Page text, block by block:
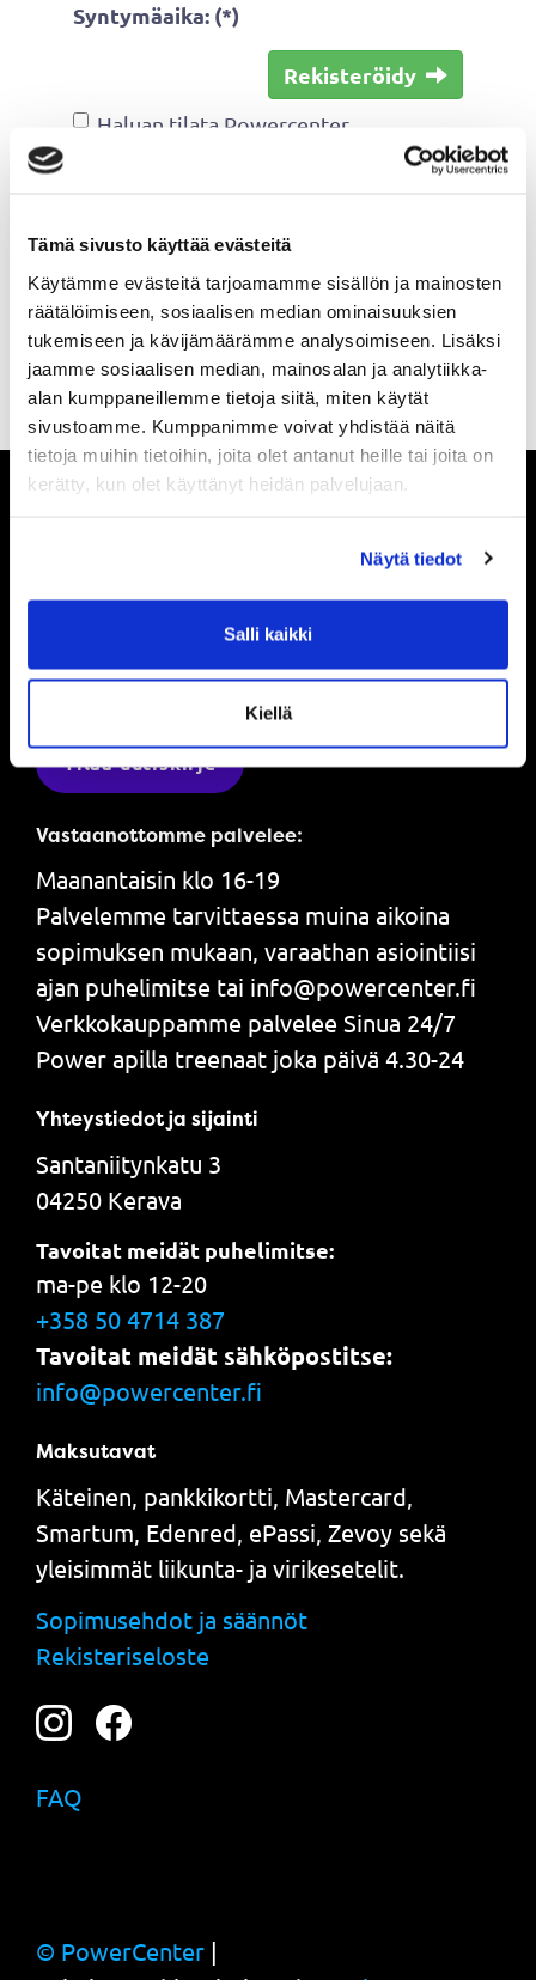
Tämä sivusto käyttää evästeitä
Käytämme evästeitä tarjoamamme sisällön ja mainosten
räätälöimiseen, sosiaalisen median ominaisuuksien
tukemiseen ja kävijämäärämme analysoimiseen. Lisäksi
jaamme sosiaalisen median, mainosalan ja analytiikka-
alan kumppaneillemme tietoja siitä, miten käytät
sivustoamme. Kumppanimme voivat yhdistää näitä
tietoja muihin tietoihin, joita olet antanut heille tai joita on
kerätty, kun olet käyttänyt heidän palvelujaan.
Näytä tiedot
Salli kaikki
Kiellä
Syntymäaika: (*)
Rekisteröidy
Haluan tilata Powercenter
(*) Tieto on pakollinen
tarjouksemme.
Tilaa uutiskirje
Vastaanottomme palvelee:
Maanantaisin klo 16-19
Palvelemme tarvittaessa muina aikoina
sopimuksen mukaan, varaathan asiointiisi
ajan puhelimitse tai info@powercenter.fi
Verkkokauppamme palvelee Sinua 24/7
Power apilla treenaat joka päivä 4.30-24
Yhteystiedot ja sijainti
Santaniitynkatu 3
04250 Kerava
Tavoitat meidät puhelimitse:
ma-pe klo 12-20
+358 50 4714 387
Tavoitat meidät sähköpostitse:
info@powercenter.fi
Maksutavat
Käteinen, pankkikortti, Mastercard,
Smartum, Edenred, ePassi, Zevoy sekä
yleisimmät liikunta- ja virikesetelit.
Sopimusehdot ja säännöt
Rekisteriseloste
FAQ
© PowerCenter |